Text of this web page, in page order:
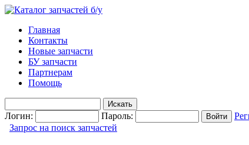
Главная
Контакты
Новые запчасти
БУ запчасти
Партнерам
Помощь
Логин: Пароль:
Запрос на поиск запчастей